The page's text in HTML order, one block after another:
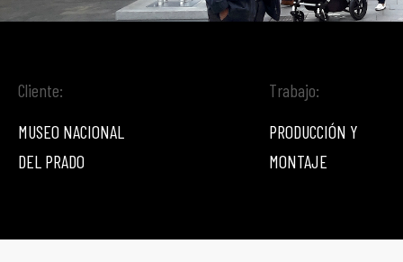
Cliente:
MUSEO NACIONAL
DEL PRADO
Trabajo:
PRODUCCIÓN Y
MONTAJE